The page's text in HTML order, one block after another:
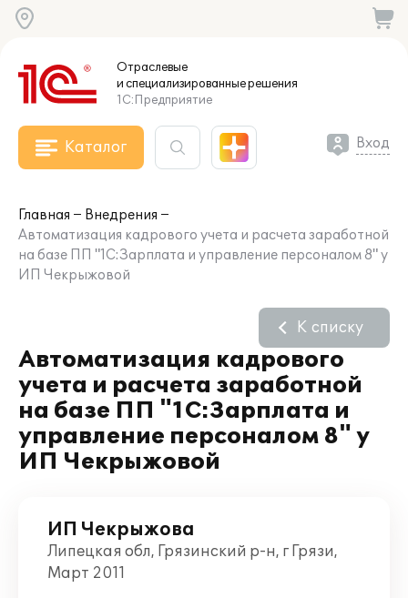
Отраслевые
и специализированныерешения
1С:Предприятие
Каталог Вход
Главная
Внедрения
Автоматизация кадрового учета и расчета заработной
на базе ПП "1С:Зарплата и управление персоналом 8" у
ИП Чекрыжовой
Автоматизация кадрового
учета и расчета заработной
на базе ПП "1С:Зарплата и
управление персоналом 8" у
ИП Чекрыжовой
К списку
ИП Чекрыжова
Липецкая обл, Грязинский р-н, г Грязи,
Март 2011